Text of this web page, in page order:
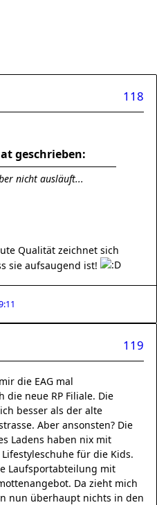
118
geschrieben:
nicht ausläuft...
Qualität zeichnet sich
sie aufsaugend ist!
119
die EAG mal
die neue RP Filiale. Die
besser als der alte
Aber ansonsten? Die
Ladens haben nix mit
für die Kids.
Laufsportabteilung mit
Da zieht mich
nun überhaupt nichts in den